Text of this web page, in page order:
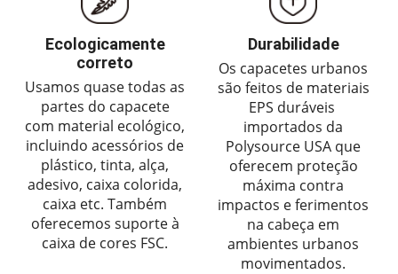
Ecologicamente
correto
Usamos quase todas as
partes do capacete
com material ecológico,
incluindo acessórios de
plástico, tinta, alça,
adesivo, caixa colorida,
caixa etc. Também
oferecemos suporte à
caixa de cores FSC.
Durabilidade
Os capacetes urbanos
são feitos de materiais
EPS duráveis ​​
importados da
Polysource USA que
oferecem proteção
máxima contra
impactos e ferimentos
na cabeça em
ambientes urbanos
movimentados.